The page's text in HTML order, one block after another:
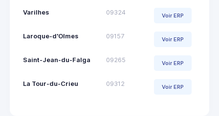
Varilhes 09324 Voir ERP
Laroque-d'Olmes 09157 Voir ERP
Saint-Jean-du-Falga 09265 Voir ERP
La Tour-du-Crieu 09312 Voir ERP